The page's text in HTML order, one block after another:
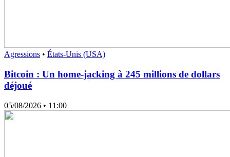
Agressions • États-Unis (USA)
Bitcoin : Un home-jacking à 245 millions de dollars
déjoué
05/08/2026 • 11:00